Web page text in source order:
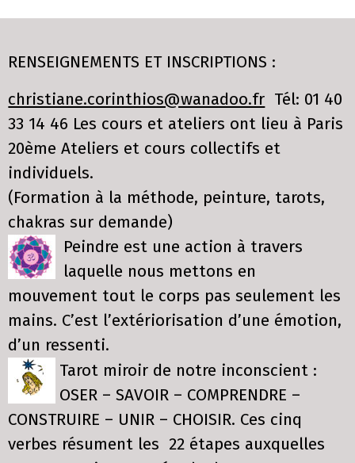
RENSEIGNEMENTS ET INSCRIPTIONS :
christiane.corinthios@wanadoo.fr Tél: 01 40
33 14 46 Les cours et ateliers ont lieu à Paris
20ème Ateliers et cours collectifs et
individuels.
(Formation à la méthode, peinture, tarots,
chakras sur demande)
Peindre est une action à travers
laquelle nous mettons en
mouvement tout le corps pas seulement les
mains. C’est l’extériorisation d’une émotion,
d’un ressenti.
Tarot miroir de notre inconscient :
OSER – SAVOIR – COMPRENDRE –
CONSTRUIRE – UNIR – CHOISIR. Ces cinq
verbes résument les 22 étapes auxquelles